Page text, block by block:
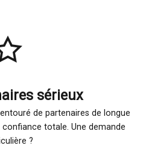
sérieux
de partenaires de longue
totale. Une demande
?